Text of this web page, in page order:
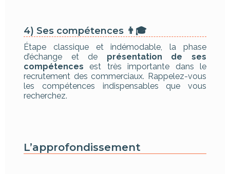
4) Ses compétences 👨🎓
Étape classique et indémodable, la phase
d’échange et de présentation de ses
compétences est très importante dans le
recrutement des commerciaux. Rappelez-vous
les compétences indispensables que vous
recherchez.
L’approfondissement